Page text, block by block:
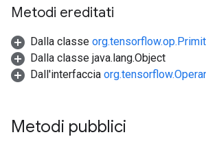
Metodi ereditati
Dalla classe
Dalla classe java.lang.Object
Dall'interfaccia
Metodi pubblici